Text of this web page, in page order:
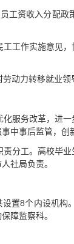
工资收入分配
工作实施意见
动力转移就业
服务改革，进
中事后监管，
分工。高校毕
社局负责。
置8个内设机
障监察科。